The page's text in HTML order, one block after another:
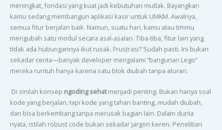
meningkat, fondasi yang kuat jadi kebutuhan mutlak. Bayangkan
kamu sedang membangun aplikasi kasir untuk UMKM. Awalnya,
semua fitur berjalan baik. Namun, suatu hari, kamu atau timmu
mengubah satu modul secara asal-asalan. Tiba-tiba, fitur lain yang
tidak ada hubungannya ikut rusak. Frustrasi? Sudah pasti. Ini bukan
sekadar cerita—banyak developer mengalami “bangunan Lego”
mereka runtuh hanya karena satu blok diubah tanpa aturan.
Di sinilah konsep ngoding sehatmenjadi penting. Bukan hanya soal
kode yang berjalan, tapi kode yang tahan banting, mudah diubah,
dan bisa berkembang tanpa merusak bagian lain. Dalam dunia
nyata, istilah robust code bukan sekadar jargon keren. Penelitian